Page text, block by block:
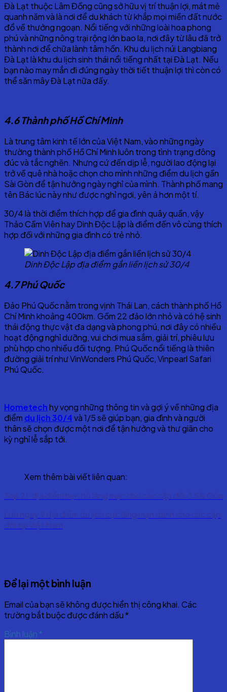
Đà Lạt thuộc Lâm Đồng cũng sở hữu vị trí thuận lợi, mát mẻ
quanh năm và là nơi để du khách từ khắp mọi miền đất nước
đổ về thưởng ngoạn. Nổi tiếng với những loài hoa phong
phú và những nông trại rộng lớn bao la, nơi đây từ lâu đã trở
thành nơi để chữa lành tâm hồn. Khu du lịch núi Langbiang
Đà Lạt là khu du lịch sinh thái nổi tiếng nhất tại Đà Lạt. Nếu
bạn nào may mắn đi đúng ngày thời tiết thuận lợi thì còn có
thể săn mây Đà Lạt nữa đấy.
4.6 Thành phố Hồ Chí Minh
Là trung tâm kinh tế lớn của Việt Nam, vào những ngày
thường thành phố Hồ Chí Minh luôn trong tình trạng đông
đúc và tắc nghẽn. Nhưng cứ đến dịp lễ, người lao động lại
trở về quê nhà hoặc chọn cho mình những điểm du lịch gần
Sài Gòn để tận hưởng ngày nghỉ của mình. Thành phố mang
tên Bác lúc này như được nghỉ ngơi, yên ả hơn một tí.
30/4 là thời điểm thích hợp để gia đình quây quần, vậy
Thảo Cầm Viên hay Dinh Độc Lập là điểm đến vô cùng thích
hợp đối với những gia đình có trẻ nhỏ.
Dinh Độc Lập địa điểm gắn liền lịch sử 30/4
4.7 Phú Quốc
Đảo Phú Quốc nằm trong vịnh Thái Lan, cách thành phố Hồ
Chí Minh khoảng 400km. Gồm 22 đảo lớn nhỏ và có hệ sinh
thái động thực vật đa dạng và phong phú, nơi đây có nhiều
hoạt động nghỉ dưỡng, vui chơi mua sắm, giải trí, phiêu lưu
phù hợp cho nhiều đối tượng. Phú Quốc nổi tiếng là thiên
đường giải trí như VinWonders Phú Quốc, Vinpearl Safari
Phú Quốc.
Hometechhy vọng những thông tin và gợi ý về những địa
điểm du lịch 30/4và 1/5 sẽ giúp bạn, gia đình và người
thân sẽ chọn được một nơi để tận hưởng và thư giãn cho
kỳ nghỉ lễ sắp tới.
Xem thêm bài viết liên quan:
Top 21 địa điểm hẹn hò lãng mạn cho các cặp đôi ở Sài Gòn
Lưu ngay 9 địa điểm du lịch cực lãng mạn dành cho các cặp
đôi tại Việt Nam
Để lại một bình luận
Email của bạn sẽ không được hiển thị công khai. Các
trường bắt buộc được đánh dấu*
Bình luận *